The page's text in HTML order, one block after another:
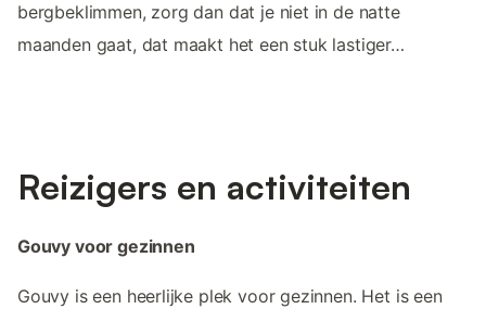
bergbeklimmen, zorg dan dat je niet in de natte
maanden gaat, dat maakt het een stuk lastiger…
Reizigers en activiteiten
Gouvy voor gezinnen
Gouvy is een heerlijke plek voor gezinnen. Het is een